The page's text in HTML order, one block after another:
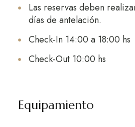
Las reservas deben
días de antelación.
Check-In 14:00 a 18:00 hs
Check-Out 10:00 hs
Equipamiento